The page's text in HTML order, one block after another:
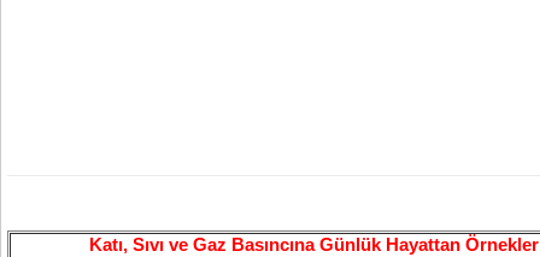
Katı, Sıvı ve Gaz Basıncına Günlük Hayattan Örnekler